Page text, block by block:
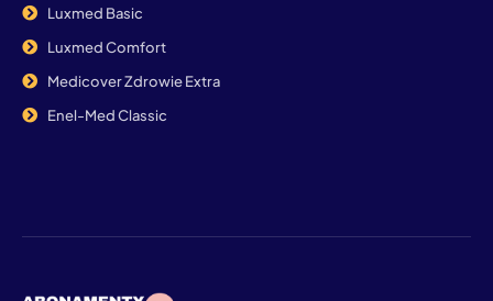
Luxmed Basic
Luxmed Comfort
Medicover Zdrowie Extra
Enel-Med Classic